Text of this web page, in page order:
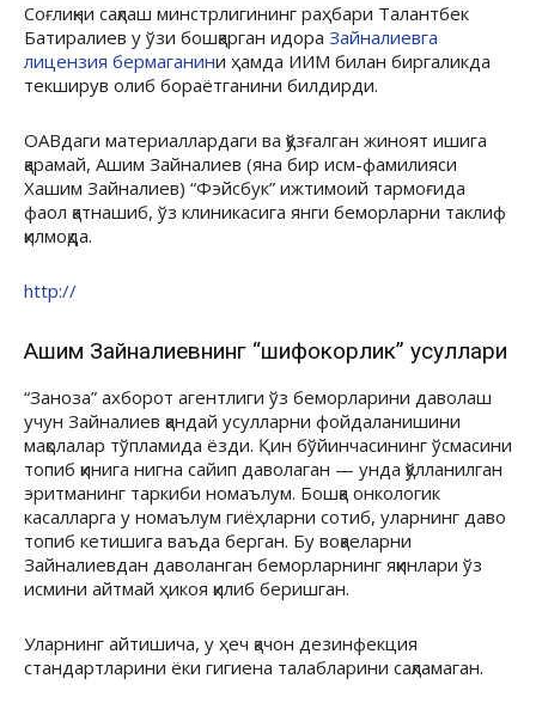
Соғлиқни сақлаш минстрлигининг раҳбари Талантбек
Батиралиев у ўзи бошқарган идора Зайналиевга
лицензия бермаганини ҳамда ИИМ билан биргаликда
текширув олиб бораётганини билдирди.
ОАВдаги материаллардаги ва қўзғалган жиноят ишига
қарамай, Ашим Зайналиев (яна бир исм-фамилияси
Хашим Зайналиев) “Фэйсбук” ижтимоий тармоғида
фаол қатнашиб, ўз клиникасига янги беморларни таклиф
қилмоқда.
http://
Ашим Зайналиевнинг “шифокорлик” усуллари
“Заноза” ахборот агентлиги ўз беморларини даволаш
учун Зайналиев қандай усулларни фойдаланишини
мақолалар тўпламида ёзди. Қин бўйинчасининг ўсмасини
топиб қинига нигна сайип даволаган — унда қўлланилган
эритманинг таркиби номаълум. Бошқа онкологик
касалларга у номаълум гиёҳларни сотиб, уларнинг даво
топиб кетишига ваъда берган. Бу воқаеларни
Зайналиевдан даволанган беморларнинг яқинлари ўз
исмини айтмай ҳикоя қилиб беришган.
Уларнинг айтишича, у ҳеч қачон дезинфекция
стандартларини ёки гигиена талабларини сақламаган.